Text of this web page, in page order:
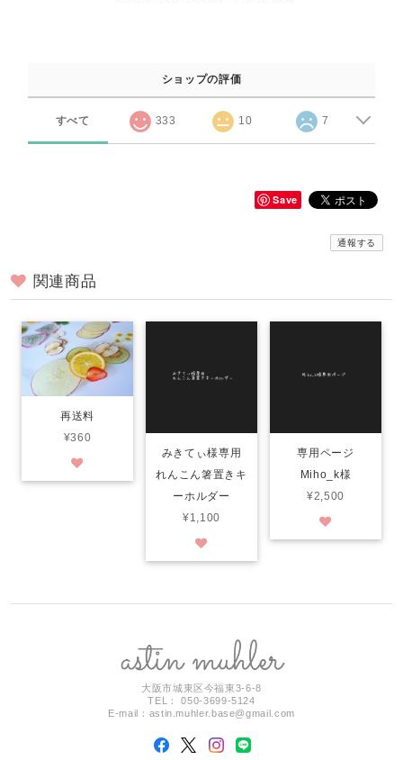
ショップの評価
すべて 333 10 7
Save
通報する
関連商品
再送料
¥360
みきてぃ様専用
れんこん箸置きキ
ーホルダー
¥1,100
専用ページ
Miho_k様
¥2,500
大阪市城東区今福東3-6-8
TEL： 050-3699-5124
E-mail： astin.muhler.base@gmail.com